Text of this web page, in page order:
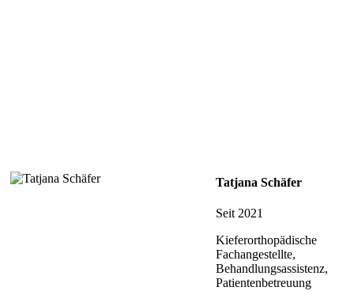
Tatjana Schäfer
Seit 2021
Kieferorthopädische
Fachangestellte,
Behandlungsassistenz,
Patientenbetreuung